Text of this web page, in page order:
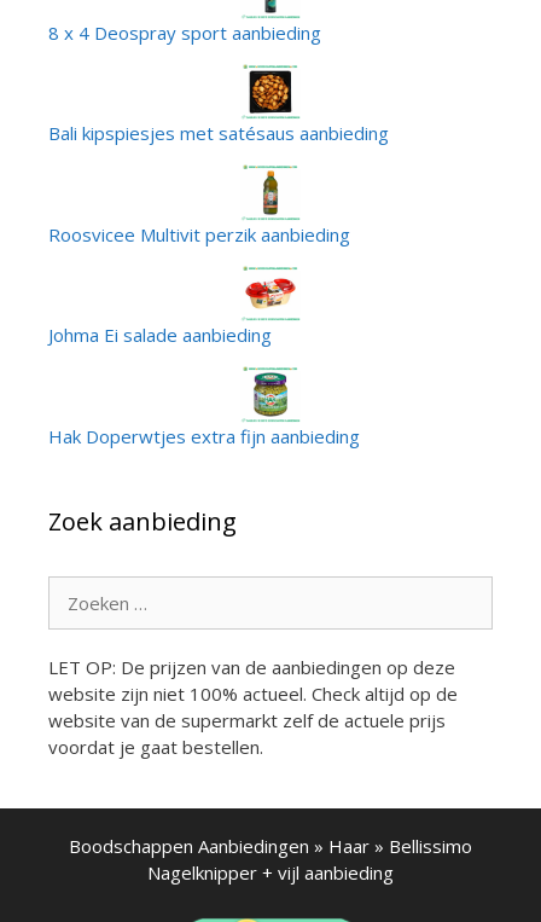
8 x 4 Deospray sport aanbieding
Bali kipspiesjes met satésaus aanbieding
Roosvicee Multivit perzik aanbieding
Johma Ei salade aanbieding
Hak Doperwtjes extra fijn aanbieding
Zoek aanbieding
naar:
LET OP: De prijzen van de aanbiedingen op deze
website zijn niet 100% actueel. Check altijd op de
website van de supermarkt zelf de actuele prijs
voordat je gaat bestellen.
Boodschappen Aanbiedingen » Haar » Bellissimo
Nagelknipper + vijl aanbieding